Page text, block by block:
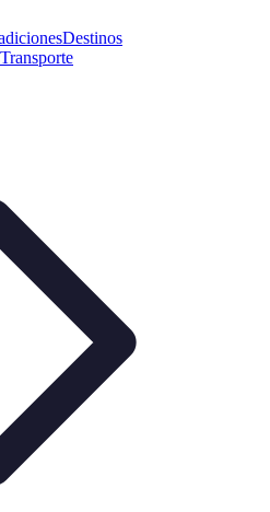
Destinos
Transporte